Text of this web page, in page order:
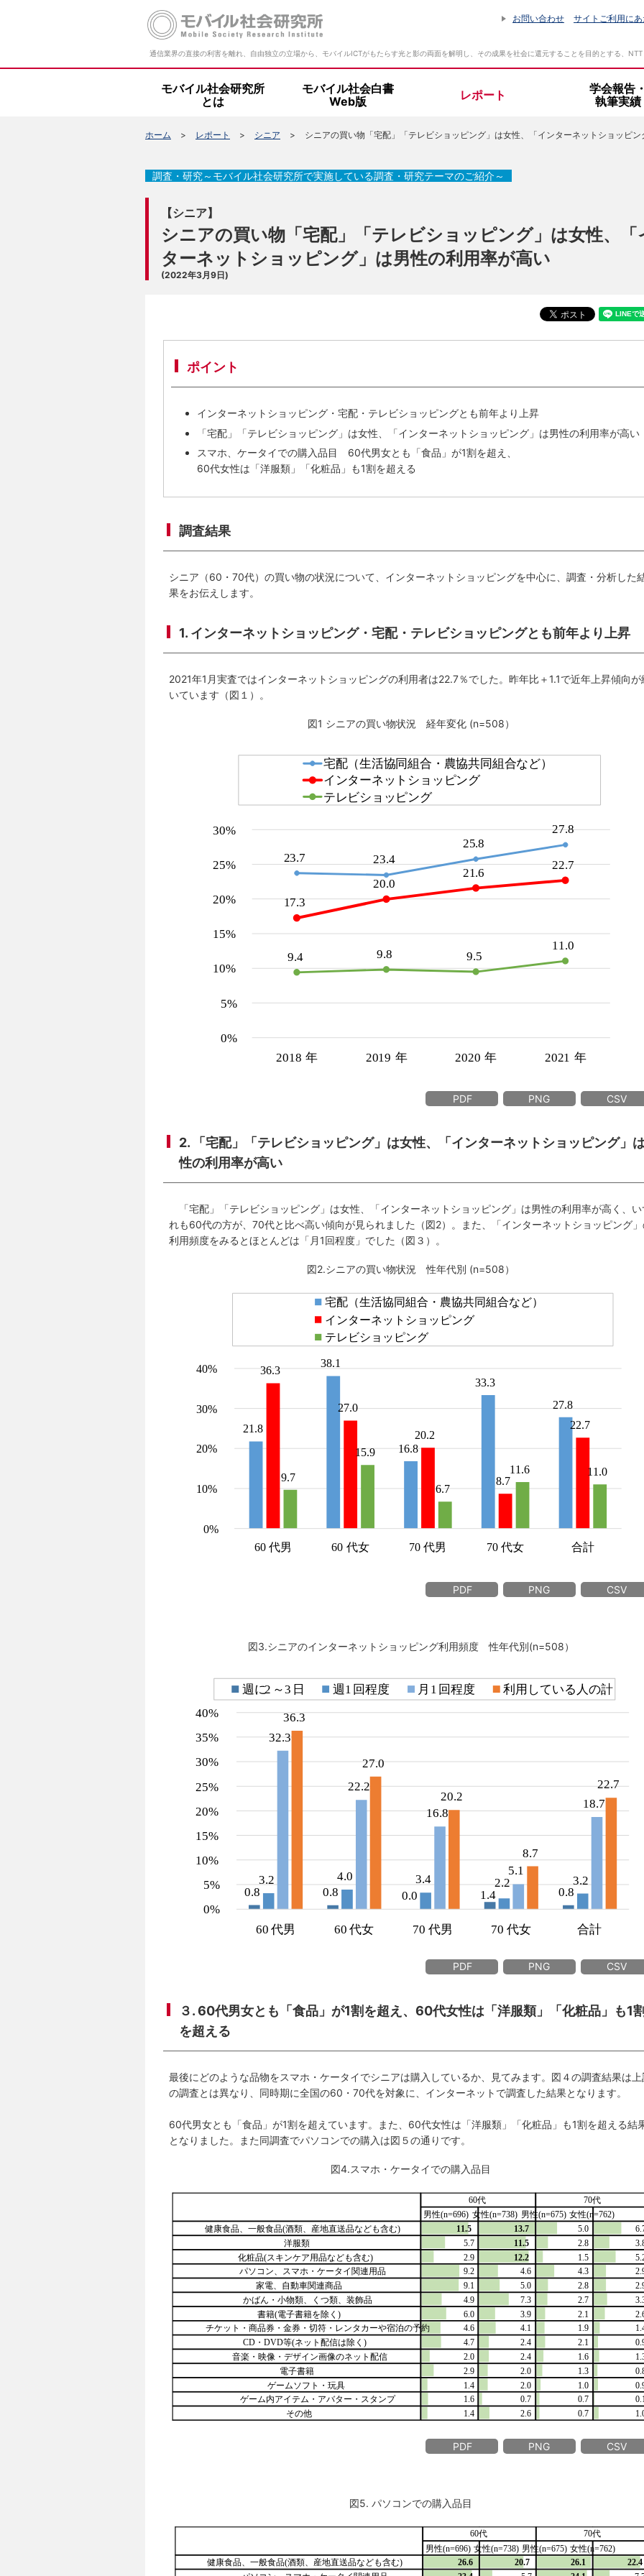
お問い合わせ サイトご利用に
通信業界の直接の利害を離れ、自由独立の立場から、モバイルICTがもたらす光と影の両面を解明し、その成果を社会に還元することを目的とする、NTT
モバイル社会研究所
とは
所長挨拶
モバイル社会白書
Web版
レポート
学会報告・
執筆実績
ホーム レポート シニア シニアの買い物「宅配」「テレビショッピング」は女性、「インターネットショッピ
【シニア】
シニアの買い物「宅配」「テレビショッピング」は女性、「
ターネットショッピング」は男性の利用率が高い
(2022年3月9日)
調査・研究～モバイル社会研究所で実施している調査・研究テーマのご紹介～
ポイント
インターネットショッピング・宅配・テレビショッピングとも前年より上昇
「宅配」「テレビショッピング」は女性、「インターネットショッピング」は男性の利用率が高い
スマホ、ケータイでの購入品目 60代男女とも「食品」が1割を超え、
60代女性は「洋服類」「化粧品」も1割を超える
調査結果
シニア（60・70代）の買い物の状況について、インターネットショッピングを中心に、調査・分析した
果をお伝えします。
1. インターネットショッピング・宅配・テレビショッピングとも前年より上昇
2021年1月実査ではインターネットショッピングの利用者は22.7％でした。昨年比＋1.1で近年上昇傾向が
いています（図１）。
図1 シニアの買い物状況 経年変化 (n=508）
PDF PNG CSV
2. 「宅配」「テレビショッピング」は女性、「インターネットショッピング」
性の利用率が高い
「宅配」「テレビショッピング」は女性、「インターネットショッピング」は男性の利用率が高く、い
れも60代の方が、70代と比べ高い傾向が見られました（図2）。また、「インターネットショッピング
利用頻度をみるとほとんどは「月1回程度」でした（図３）。
図2.シニアの買い物状況 性年代別 (n=508）
PDF PNG CSV
図3.シニアのインターネットショッピング利用頻度 性年代別(n=508）
PDF PNG CSV
３. 60代男女とも「食品」が1割を超え、60代女性は「洋服類」「化粧品」も1割
を超える
最後にどのような品物をスマホ・ケータイでシニアは購入しているか、見てみます。図４の調査結果は上
の調査とは異なり、同時期に全国の60・70代を対象に、インターネットで調査した結果となります。
60代男女とも「食品」が1割を超えています。また、60代女性は「洋服類」「化粧品」も1割を超える結
となりました。また同調査でパソコンでの購入は図５の通りです。
図4.スマホ・ケータイでの購入品目
PDF PNG CSV
図5. パソコンでの購入品目